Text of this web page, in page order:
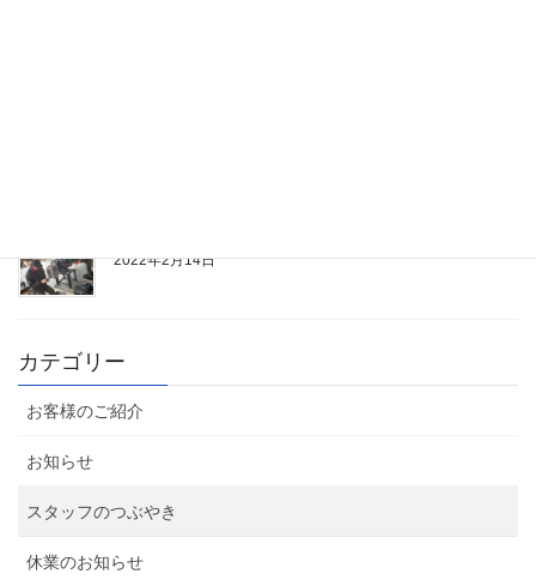
2022年2月14日
カテゴリー
お客様のご紹介
お知らせ
スタッフのつぶやき
休業のお知らせ